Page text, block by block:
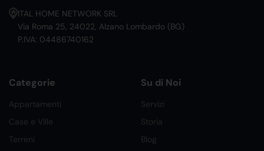
ITAL HOME NETWORK SRL
Via Roma 25, 24022, Alzano Lombardo (BG)
P.IVA: 04486740162
Categorie
Appartamenti
Case e Ville
Terreni
Su di Noi
Servizi
Storia
Blog